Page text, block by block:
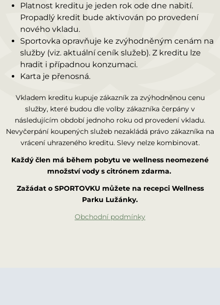
Platnost kreditu je jeden rok ode dne nabití.
Propadlý kredit bude aktivován po provedení
nového vkladu.
Sportovka opravňuje ke zvýhodněným cenám na
služby (viz. aktuální ceník služeb). Z kreditu lze
hradit i případnou konzumaci.
Karta je přenosná.
Vkladem kreditu kupuje zákazník za zvýhodněnou cenu
služby, které budou dle volby zákazníka čerpány v
následujícím období jednoho roku od provedení vkladu.
Nevyčerpání koupených služeb nezakládá právo zákazníka na
vrácení uhrazeného kreditu. Slevy nelze kombinovat.
Každý člen má během pobytu ve wellness neomezené
množství vody s citrónem zdarma.
Zažádat o SPORTOVKU můžete na recepci Wellness
Parku Lužánky.
Obchodní podmínky